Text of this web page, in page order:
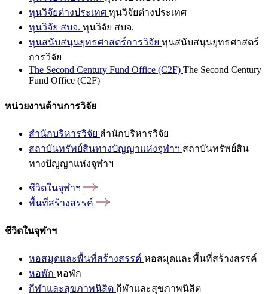
ทุนวิจัยต่างประเทศ ทุนวิจัยต่างประเทศ
ทุนวิจัย สบจ. ทุนวิจัย สบจ.
ทุนสนับสนุนยุทธศาสตร์การวิจัย ทุนสนับสนุนยุทธศาสตร์
การวิจัย
The Second Century Fund Office (C2F) The Second Century
Fund Office (C2F)
หน่วยงานด้านการวิจัย
สำนักบริหารวิจัย สำนักบริหารวิจัย
สถาบันทรัพย์สินทางปัญญาแห่งจุฬาฯ สถาบันทรัพย์สิน
ทางปัญญาแห่งจุฬาฯ
ชีวิตในจุฬาฯ
พื้นที่สร้างสรรค์
ชีวิตในจุฬาฯ
หอสมุดและพื้นที่สร้างสรรค์ หอสมุดและพื้นที่สร้างสรรค์
หอพัก หอพัก
กีฬาและสุขภาพนิสิต กีฬาและสุขภาพนิสิต